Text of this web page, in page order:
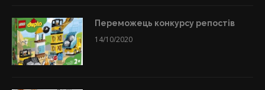
Переможець конкурсу репостів
14/10/2020